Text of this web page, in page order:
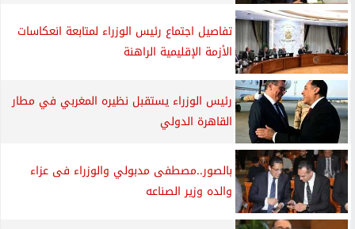
تفاصيل اجتماع رئيس الوزراء لمتابعة انعكاسات
الأزمة الإقليمية الراهنة
رئيس الوزراء يستقبل نظيره المغربي في مطار
القاهرة الدولي
بالصور..مصطفى مدبولي والوزراء فى عزاء
والده وزير الصناعه